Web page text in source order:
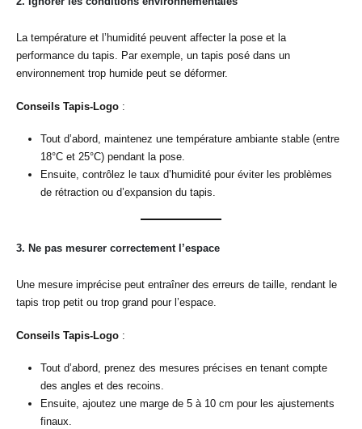
La température et l’humidité peuvent affecter la pose et la
performance du tapis. Par exemple, un tapis posé dans un
environnement trop humide peut se déformer.
Conseils Tapis-Logo :
Tout d’abord, maintenez une température ambiante stable (entre
18°C et 25°C) pendant la pose.
Ensuite, contrôlez le taux d’humidité pour éviter les problèmes
de rétraction ou d’expansion du tapis.
3. Ne pas mesurer correctement l’espace
Une mesure imprécise peut entraîner des erreurs de taille, rendant le
tapis trop petit ou trop grand pour l’espace.
Conseils Tapis-Logo :
Tout d’abord, prenez des mesures précises en tenant compte
des angles et des recoins.
Ensuite, ajoutez une marge de 5 à 10 cm pour les ajustements
finaux.